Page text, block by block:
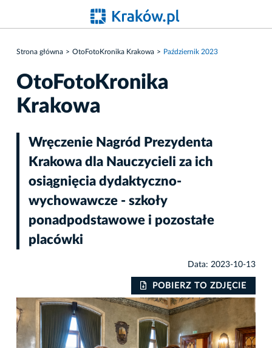
Strona główna OtoFotoKronika Krakowa Październik 2023
OtoFotoKronika
Krakowa
Wręczenie Nagród Prezydenta
Krakowa dla Nauczycieli za ich
osiągnięcia dydaktyczno-
wychowawcze - szkoły
ponadpodstawowe i pozostałe
placówki
Data: 2023-10-13
POBIERZ TO ZDJĘCIE